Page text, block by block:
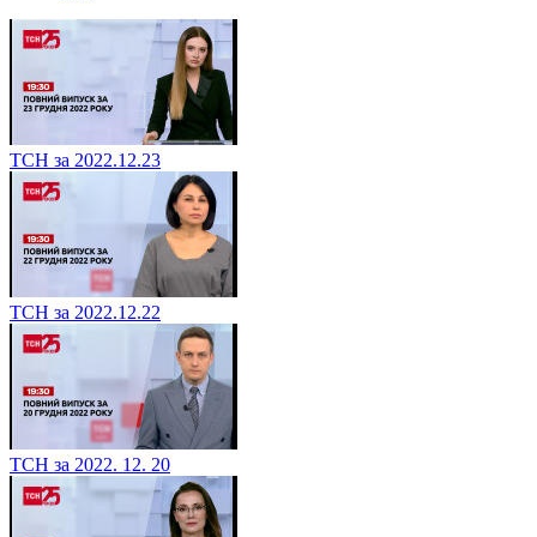
ТСН за 2022.12.23
ТСН за 2022.12.22
ТСН за 2022. 12. 20